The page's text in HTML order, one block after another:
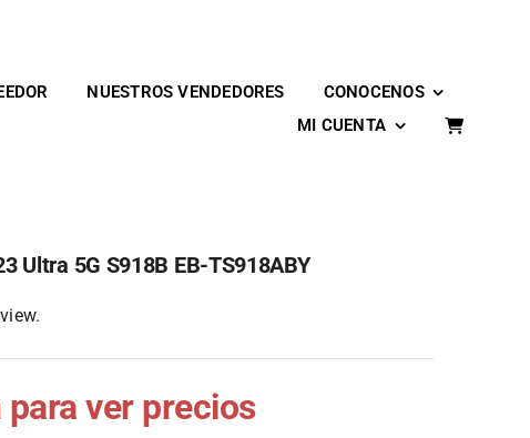
NUESTROS VENDEDORES
CONOCENOS
MI CUENTA
Ultra 5G S918B EB-TS918ABY
ver precios